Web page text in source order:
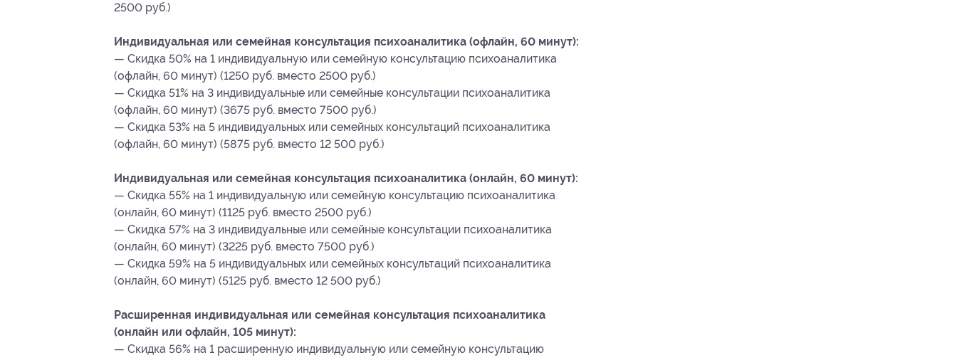
2500 руб.)
Индивидуальная или семейная консультация психоаналитика (офлайн, 60 минут):
— Скидка 50% на 1 индивидуальную или семейную консультацию психоаналитика
(офлайн, 60 минут) (1250 руб. вместо 2500 руб.)
— Скидка 51% на 3 индивидуальные или семейные консультации психоаналитика
(офлайн, 60 минут) (3675 руб. вместо 7500 руб.)
— Скидка 53% на 5 индивидуальных или семейных консультаций психоаналитика
(офлайн, 60 минут) (5875 руб. вместо 12 500 руб.)
Индивидуальная или семейная консультация психоаналитика (онлайн, 60 минут):
— Скидка 55% на 1 индивидуальную или семейную консультацию психоаналитика
(онлайн, 60 минут) (1125 руб. вместо 2500 руб.)
— Скидка 57% на 3 индивидуальные или семейные консультации психоаналитика
(онлайн, 60 минут) (3225 руб. вместо 7500 руб.)
— Скидка 59% на 5 индивидуальных или семейных консультаций психоаналитика
(онлайн, 60 минут) (5125 руб. вместо 12 500 руб.)
Расширенная индивидуальная или семейная консультация психоаналитика
(онлайн или офлайн, 105 минут):
— Скидка 56% на 1 расширенную индивидуальную или семейную консультацию